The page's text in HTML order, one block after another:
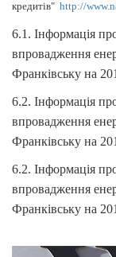
кредитів" http://
6.1. Інформація
впровадження
Франківську на
6.2. Інформація
впровадження
Франківську на
6.2. Інформація
впровадження
Франківську на